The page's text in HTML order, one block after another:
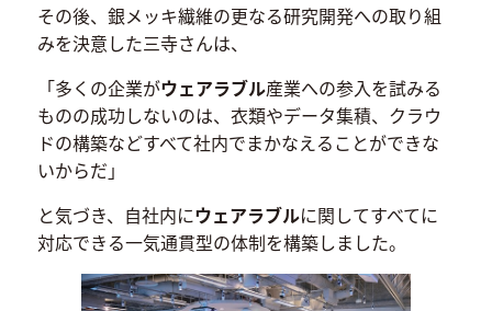
その後、銀メッキ繊維の更なる研究開発への取り組
みを決意した三寺さんは、
「多くの企業がウェアラブル産業への参入を試みる
ものの成功しないのは、衣類やデータ集積、クラウ
ドの構築などすべて社内でまかなえることができな
いからだ」
と気づき、自社内にウェアラブルに関してすべてに
対応できる一気通貫型の体制を構築しました。